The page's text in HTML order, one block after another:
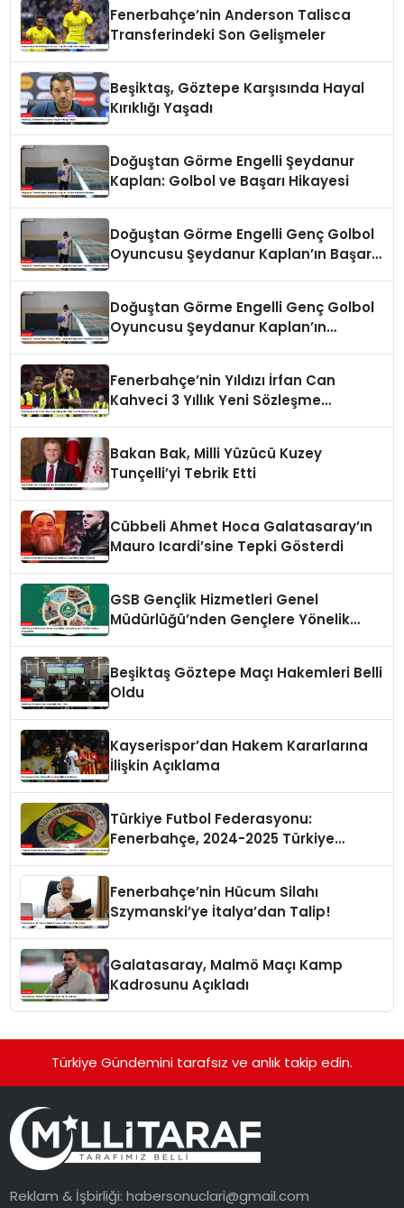
Fenerbahçe’nin Anderson Talisca
Transferindeki Son Gelişmeler
Beşiktaş, Göztepe Karşısında Hayal
Kırıklığı Yaşadı
Doğuştan Görme Engelli Şeydanur
Kaplan: Golbol ve Başarı Hikayesi
Doğuştan Görme Engelli Genç Golbol
Oyuncusu Şeydanur Kaplan’ın Başarı
Doğuştan Görme Engelli Genç Golbol
Oyuncusu Şeydanur Kaplan’ın
Fenerbahçe’nin Yıldızı İrfan Can
Kahveci 3 Yıllık Yeni Sözleşme
Bakan Bak, Milli Yüzücü Kuzey
Tunçelli’yi Tebrik Etti
Cübbeli Ahmet Hoca Galatasaray’ın
Mauro Icardi’sine Tepki Gösterdi
GSB Gençlik Hizmetleri Genel
Müdürlüğü’nden Gençlere Yönelik
Beşiktaş Göztepe Maçı Hakemleri Belli
Oldu
Kayserispor’dan Hakem Kararlarına
İlişkin Açıklama
Türkiye Futbol Federasyonu:
Fenerbahçe, 2024-2025 Türkiye
Fenerbahçe’nin Hücum Silahı
Szymanski’ye İtalya’dan Talip!
Galatasaray, Malmö Maçı Kamp
Kadrosunu Açıkladı
Türkiye Gündemini tarafsız ve anlık takip edin.
Reklam & İşbirliği:habersonuclari@gmail.com